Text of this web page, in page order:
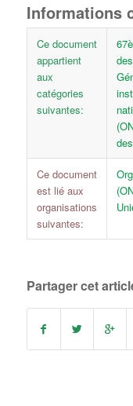
Informations
Ce document
appartient
aux
catégories
suivantes:
Ce document
est lié aux
organisations
suivantes:
Partager cet